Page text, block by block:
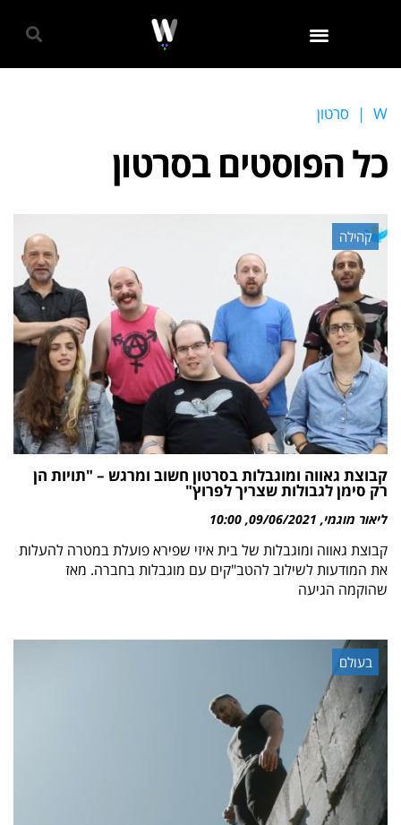
W
| סרטון
כל הפוסטים בסרטון
קהילה
קבוצת גאווה ומוגבלות בסרטון חשוב ומרגש – "תויות הן
רק סימן לגבולות שצריך לפרוץ"
ליאור מוגמי 09/06/2021
10:00
קבוצת גאווה ומוגבלות של בית איזי שפירא פועלת במטרה להעלות
את המודעות לשילוב להטב"קים עם מוגבלות בחברה. מאז
שהוקמה הגיעה
בעולם